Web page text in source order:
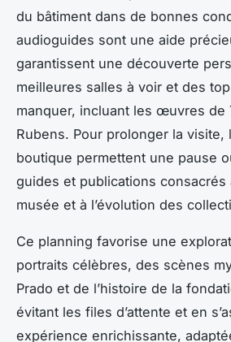
du bâtiment dans de bonnes
audioguides sont une aide
garantissent une découverte
meilleures salles à voir et des
manquer, incluant les œuvres de
Rubens. Pour prolonger la visite,
boutique permettent une pause
guides et publications consacrés
musée et à l’évolution des
Ce planning favorise une
portraits célèbres, des scènes
Prado et de l’histoire de la
évitant les files d’attente et en
expérience enrichissante,